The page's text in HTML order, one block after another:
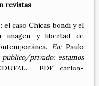
revistas
el caso Chicas bondi y el
imagen y libertad de
En: Paulo
público/privado: estamos
PDF carlon-